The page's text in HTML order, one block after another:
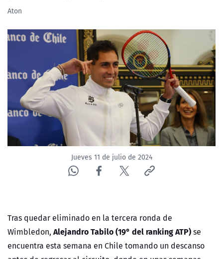
Aton
Jueves 11 de julio de 2024
Tras quedar eliminado en la tercera ronda de
Wimbledon, Alejandro Tabilo (19° del ranking ATP)se
encuentra esta semana en Chile tomando un descanso